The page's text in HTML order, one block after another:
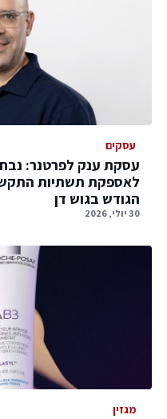
עסקים
עסקת ענק לפרטנר:
לאספקת תשתיות
הגודש בגוש דן
30 יולי, 2026
מגזין